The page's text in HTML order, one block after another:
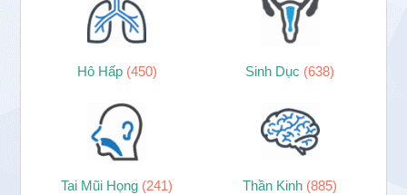
Hô Hấp (450) Sinh Dục (638)
Tai Mũi Họng (241) Thần Kinh (885)